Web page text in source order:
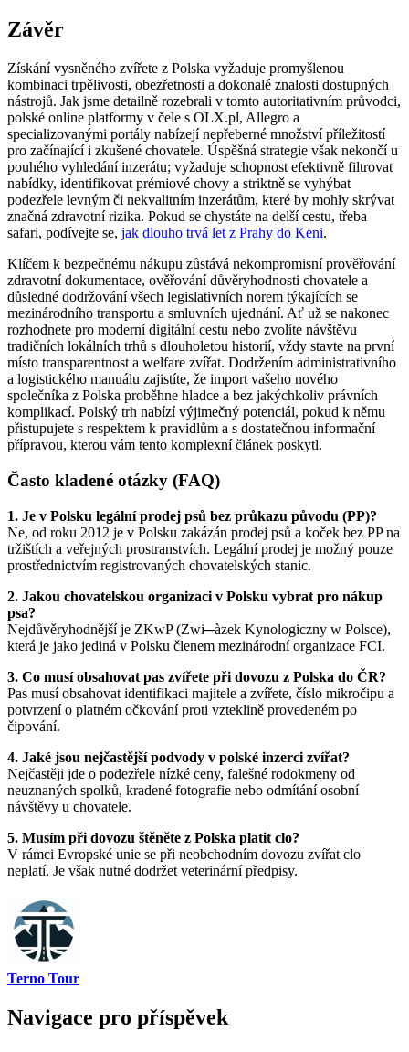
Závěr
Získání vysněného zvířete z Polska vyžaduje promyšlenou
kombinaci trpělivosti, obezřetnosti a dokonalé znalosti dostupných
nástrojů. Jak jsme detailně rozebrali v tomto autoritativním průvodci,
polské online platformy v čele s OLX.pl, Allegro a
specializovanými portály nabízejí nepřeberné množství příležitostí
pro začínající i zkušené chovatele. Úspěšná strategie však nekončí u
pouhého vyhledání inzerátu; vyžaduje schopnost efektivně filtrovat
nabídky, identifikovat prémiové chovy a striktně se vyhýbat
podezřele levným či nekvalitním inzerátům, které by mohly skrývat
značná zdravotní rizika. Pokud se chystáte na delší cestu, třeba
safari, podívejte se, jak dlouho trvá let z Prahy do Keni.
Klíčem k bezpečnému nákupu zůstává nekompromisní prověřování
zdravotní dokumentace, ověřování důvěryhodnosti chovatele a
důsledné dodržování všech legislativních norem týkajících se
mezinárodního transportu a smluvních ujednání. Ať už se nakonec
rozhodnete pro moderní digitální cestu nebo zvolíte návštěvu
tradičních lokálních trhů s dlouholetou historií, vždy stavte na první
místo transparentnost a welfare zvířat. Dodržením administrativního
a logistického manuálu zajistíte, že import vašeho nového
společníka z Polska proběhne hladce a bez jakýchkoliv právních
komplikací. Polský trh nabízí výjimečný potenciál, pokud k němu
přistupujete s respektem k pravidlům a s dostatečnou informační
přípravou, kterou vám tento komplexní článek poskytl.
Často kladené otázky (FAQ)
1. Je v Polsku legální prodej psů bez průkazu původu (PP)?
Ne, od roku 2012 je v Polsku zakázán prodej psů a koček bez PP na
tržištích a veřejných prostranstvích. Legální prodej je možný pouze
prostřednictvím registrovaných chovatelských stanic.
2. Jakou chovatelskou organizaci v Polsku vybrat pro nákup
psa?
Nejdůvěryhodnější je ZKwP (Zwi─àzek Kynologiczny w Polsce),
která je jako jediná v Polsku členem mezinárodní organizace FCI.
3. Co musí obsahovat pas zvířete při dovozu z Polska do ČR?
Pas musí obsahovat identifikaci majitele a zvířete, číslo mikročipu a
potvrzení o platném očkování proti vzteklině provedeném po
čipování.
4. Jaké jsou nejčastější podvody v polské inzerci zvířat?
Nejčastěji jde o podezřele nízké ceny, falešné rodokmeny od
neuznaných spolků, kradené fotografie nebo odmítání osobní
návštěvy u chovatele.
5. Musím při dovozu štěněte z Polska platit clo?
V rámci Evropské unie se při neobchodním dovozu zvířat clo
neplatí. Je však nutné dodržet veterinární předpisy.
Terno Tour
Navigace pro příspěvek